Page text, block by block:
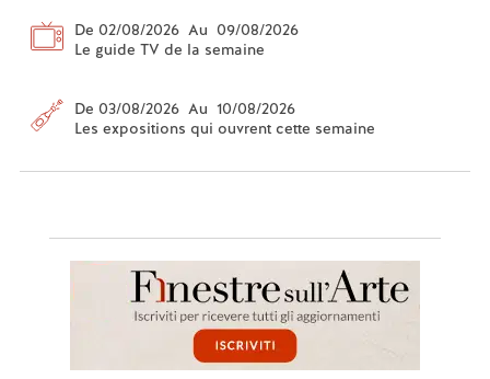
De 02/08/2026 Au 09/08/2026
Le guide TV de la semaine
De 03/08/2026 Au 10/08/2026
Les expositions qui ouvrent cette semaine